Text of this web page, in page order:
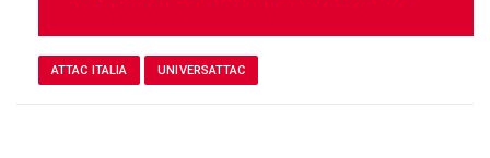
ATTAC ITALIA UNIVERSATTAC